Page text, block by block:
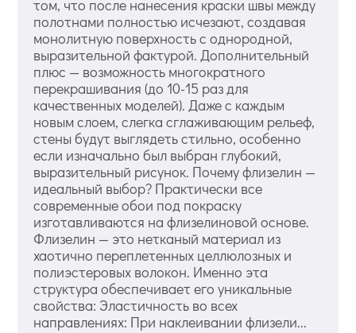
том, что после нанесения краски швы между
полотнами полностью исчезают, создавая
монолитную поверхность с однородной,
выразительной фактурой. Дополнительный
плюс — возможность многократного
перекрашивания (до 10-15 раз для
качественных моделей). Даже с каждым
новым слоем, слегка сглаживающим рельеф,
стены будут выглядеть стильно, особенно
если изначально был выбран глубокий,
выразительный рисунок. Почему флизелин —
идеальный выбор? Практически все
современные обои под покраску
изготавливаются на флизелиновой основе.
Флизелин — это нетканый материал из
хаотично переплетенных целлюлозных и
полиэстеровых волокон. Именно эта
структура обеспечивает его уникальные
свойства: Эластичность во всех
направлениях: При наклеивании флизели...